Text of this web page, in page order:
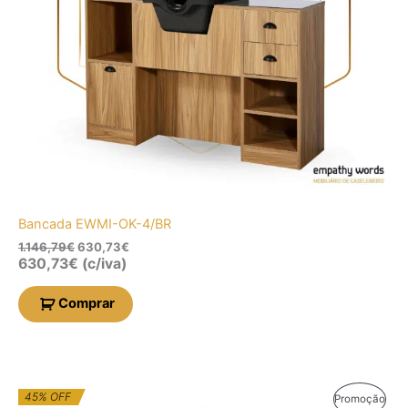
Bancada EWMI-OK-4/BR
1.146,79€630,73€
630,73€ (c/iva)
Comprar
Promoção
45% OFF O